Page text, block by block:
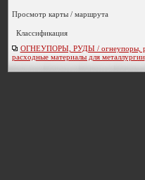
Просмотр карты / маршрута
Классификация
ОГНЕУПОРЫ, РУДЫ / огнеупоры,
расходные материалы для металлургии